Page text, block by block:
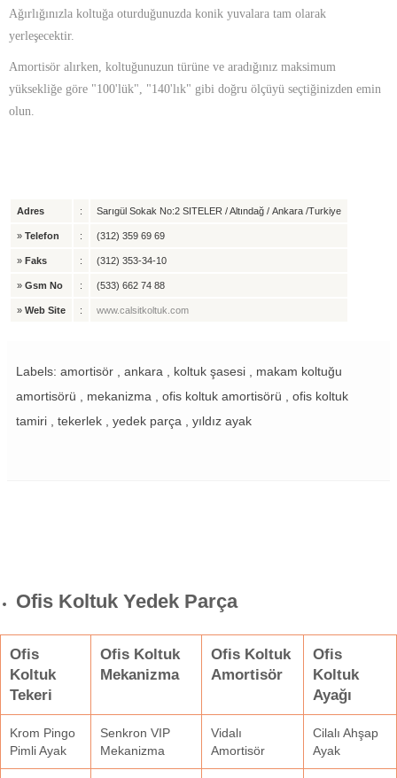
Ağırlığınızla koltuğa oturduğunuzda konik yuvalara tam olarak
yerleşecektir.
Amortisör alırken, koltuğunuzun türüne ve aradığınız maksimum
yüksekliğe göre "100'lük", "140'lık" gibi doğru ölçüyü seçtiğinizden emin
olun.
Adres : Sarıgül Sokak No:2 SITELER / Altındağ / Ankara /Turkiye
» Telefon : (312) 359 69 69
» Faks : (312) 353-34-10
» Gsm No : (533) 662 74 88
» Web Site : www.calsitkoltuk.com
Labels: amortisör , ankara , koltuk şasesi , makam koltuğu
amortisörü , mekanizma , ofis koltuk amortisörü , ofis koltuk
tamiri , tekerlek , yedek parça , yıldız ayak
Ofis Koltuk Yedek Parça
Ofis
Koltuk
Tekeri
Ofis Koltuk
Mekanizma
Ofis Koltuk
Amortisör
Ofis
Koltuk
Ayağı
Krom Pingo
Pimli Ayak
Senkron VIP
Mekanizma
Vidalı
Amortisör
Cilalı Ahşap
Ayak